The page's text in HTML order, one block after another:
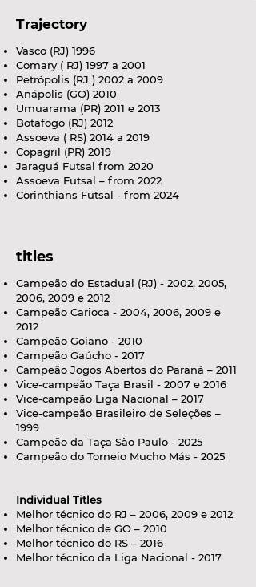
Trajectory
Vasco (RJ) 1996
Comary ( RJ) 1997 a 2001
Petrópolis (RJ ) 2002 a 2009
Anápolis (GO) 2010
Umuarama (PR) 2011 e 2013
Botafogo (RJ) 2012
Assoeva ( RS) 2014 a 2019
Copagril (PR) 2019
Jaraguá Futsal from 2020
Assoeva Futsal – from 2022
Corinthians Futsal - from 2024
titles
Campeão do Estadual (RJ) - 2002, 2005,
2006, 2009 e 2012
Campeão Carioca - 2004, 2006, 2009 e
2012
Campeão Goiano - 2010
Campeão Gaúcho - 2017
Campeão Jogos Abertos do Paraná – 2011
Vice-campeão Taça Brasil - 2007 e 2016
Vice-campeão Liga Nacional – 2017
Vice-campeão Brasileiro de Seleções –
1999
Campeão da Taça São Paulo - 2025
Campeão do Torneio Mucho Más - 2025
Individual Titles
Melhor técnico do RJ – 2006, 2009 e 2012
Melhor técnico de GO – 2010
Melhor técnico do RS – 2016
Melhor técnico da Liga Nacional - 2017